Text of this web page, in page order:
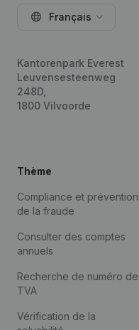
Français
Kantorenpark Everest
Leuvensesteenweg
248D,
1800 Vilvoorde
Thème
Compliance et prévention
de la fraude
Consulter des comptes
annuels
Recherche de numéro de
TVA
Vérification de la